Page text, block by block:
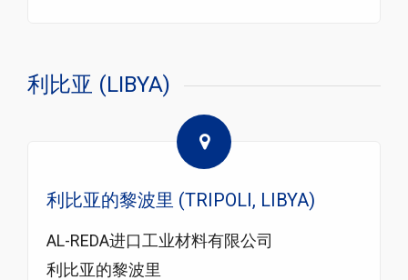
利比亚 (LIBYA)
利比亚的黎波里 (TRIPOLI, LIBYA)
AL-REDA进口工业材料有限公司
利比亚的黎波里